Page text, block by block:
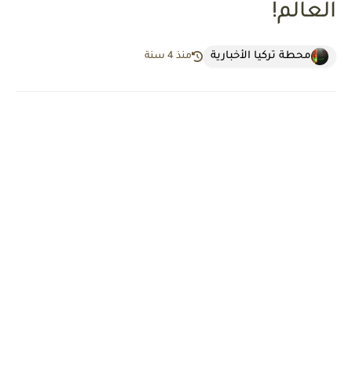
العالم!
محطة تركيا الأخبارية منذ 4 سنة